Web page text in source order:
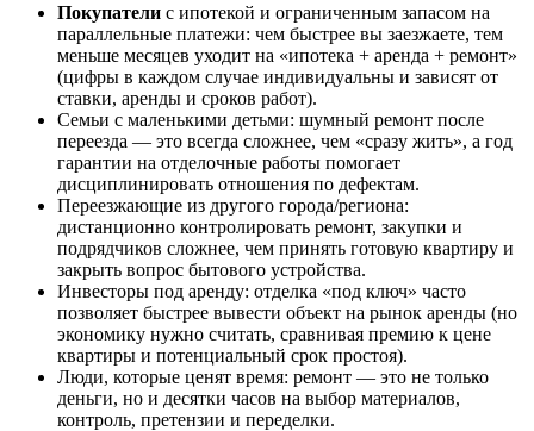
Покупатели с ипотекой и ограниченным запасом на
параллельные платежи: чем быстрее вы заезжаете, тем
меньше месяцев уходит на «ипотека + аренда + ремонт»
(цифры в каждом случае индивидуальны и зависят от
ставки, аренды и сроков работ).
Семьи с маленькими детьми: шумный ремонт после
переезда — это всегда сложнее, чем «сразу жить», а год
гарантии на отделочные работы помогает
дисциплинировать отношения по дефектам.
Переезжающие из другого города/региона:
дистанционно контролировать ремонт, закупки и
подрядчиков сложнее, чем принять готовую квартиру и
закрыть вопрос бытового устройства.
Инвесторы под аренду: отделка «под ключ» часто
позволяет быстрее вывести объект на рынок аренды (но
экономику нужно считать, сравнивая премию к цене
квартиры и потенциальный срок простоя).
Люди, которые ценят время: ремонт — это не только
деньги, но и десятки часов на выбор материалов,
контроль, претензии и переделки.